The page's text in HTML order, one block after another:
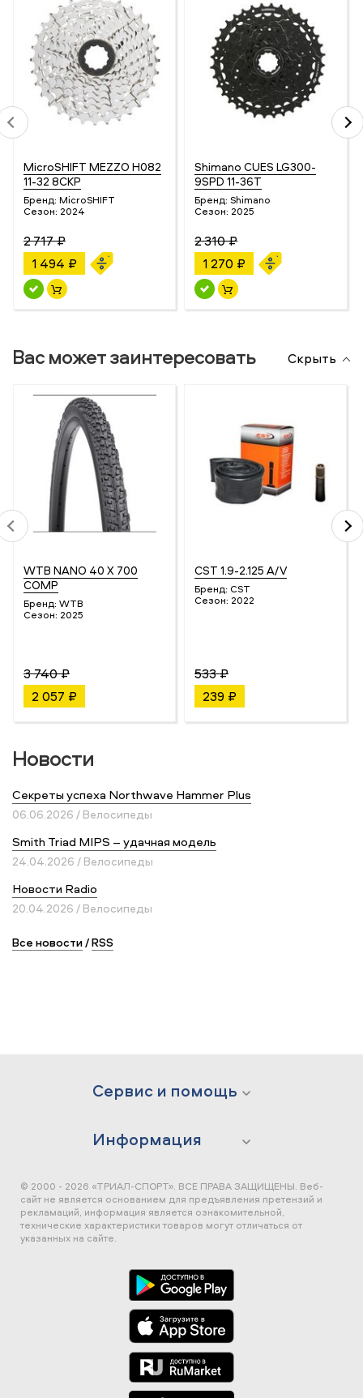
MicroSHIFT MEZZO H082
11-32 8СКР
Бренд: MicroSHIFT
Сезон: 2024
2 717 ₽
1 494 ₽
Shimano CUES LG300-
9SPD 11-36T
Бренд: Shimano
Сезон: 2025
2 310 ₽
1 270 ₽
Вас может заинтересовать Скрыть
WTB NANO 40 X 700
COMP
Бренд: WTB
Сезон: 2025
3 740 ₽
2 057 ₽
CST 1.9-2.125 A/V
Бренд: CST
Сезон: 2022
533 ₽
239 ₽
Новости
Секреты успеха Northwave Hammer Plus
06.06.2026 / Велосипеды
Smith Triad MIPS – удачная модель
24.04.2026 / Велосипеды
Новости Radio
20.04.2026 / Велосипеды
Все новости/RSS
Сервис и помощь
Информация
© 2000 - 2026 «ТРИАЛ-СПОРТ». ВСЕ ПРАВА ЗАЩИЩЕНЫ. Веб-
сайт не является основанием для предъявления претензий и
рекламаций, информация является ознакомительной,
технические характеристики товаров могут отличаться от
указанных на сайте.